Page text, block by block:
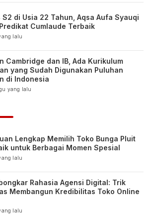
S2 di Usia 22 Tahun, Aqsa Aufa Syauqi
Cumlaude Terbaik
lalu
Cambridge dan IB, Ada Kurikulum
yang Sudah Digunakan Puluhan
di Indonesia
yang lalu
Lengkap Memilih Toko Bunga Pluit
untuk Berbagai Momen Spesial
lalu
Rahasia Agensi Digital: Trik
Membangun Kredibilitas Toko Online
lalu